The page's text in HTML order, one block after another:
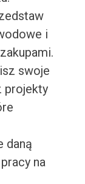
i
swoje
projekty
daną
na